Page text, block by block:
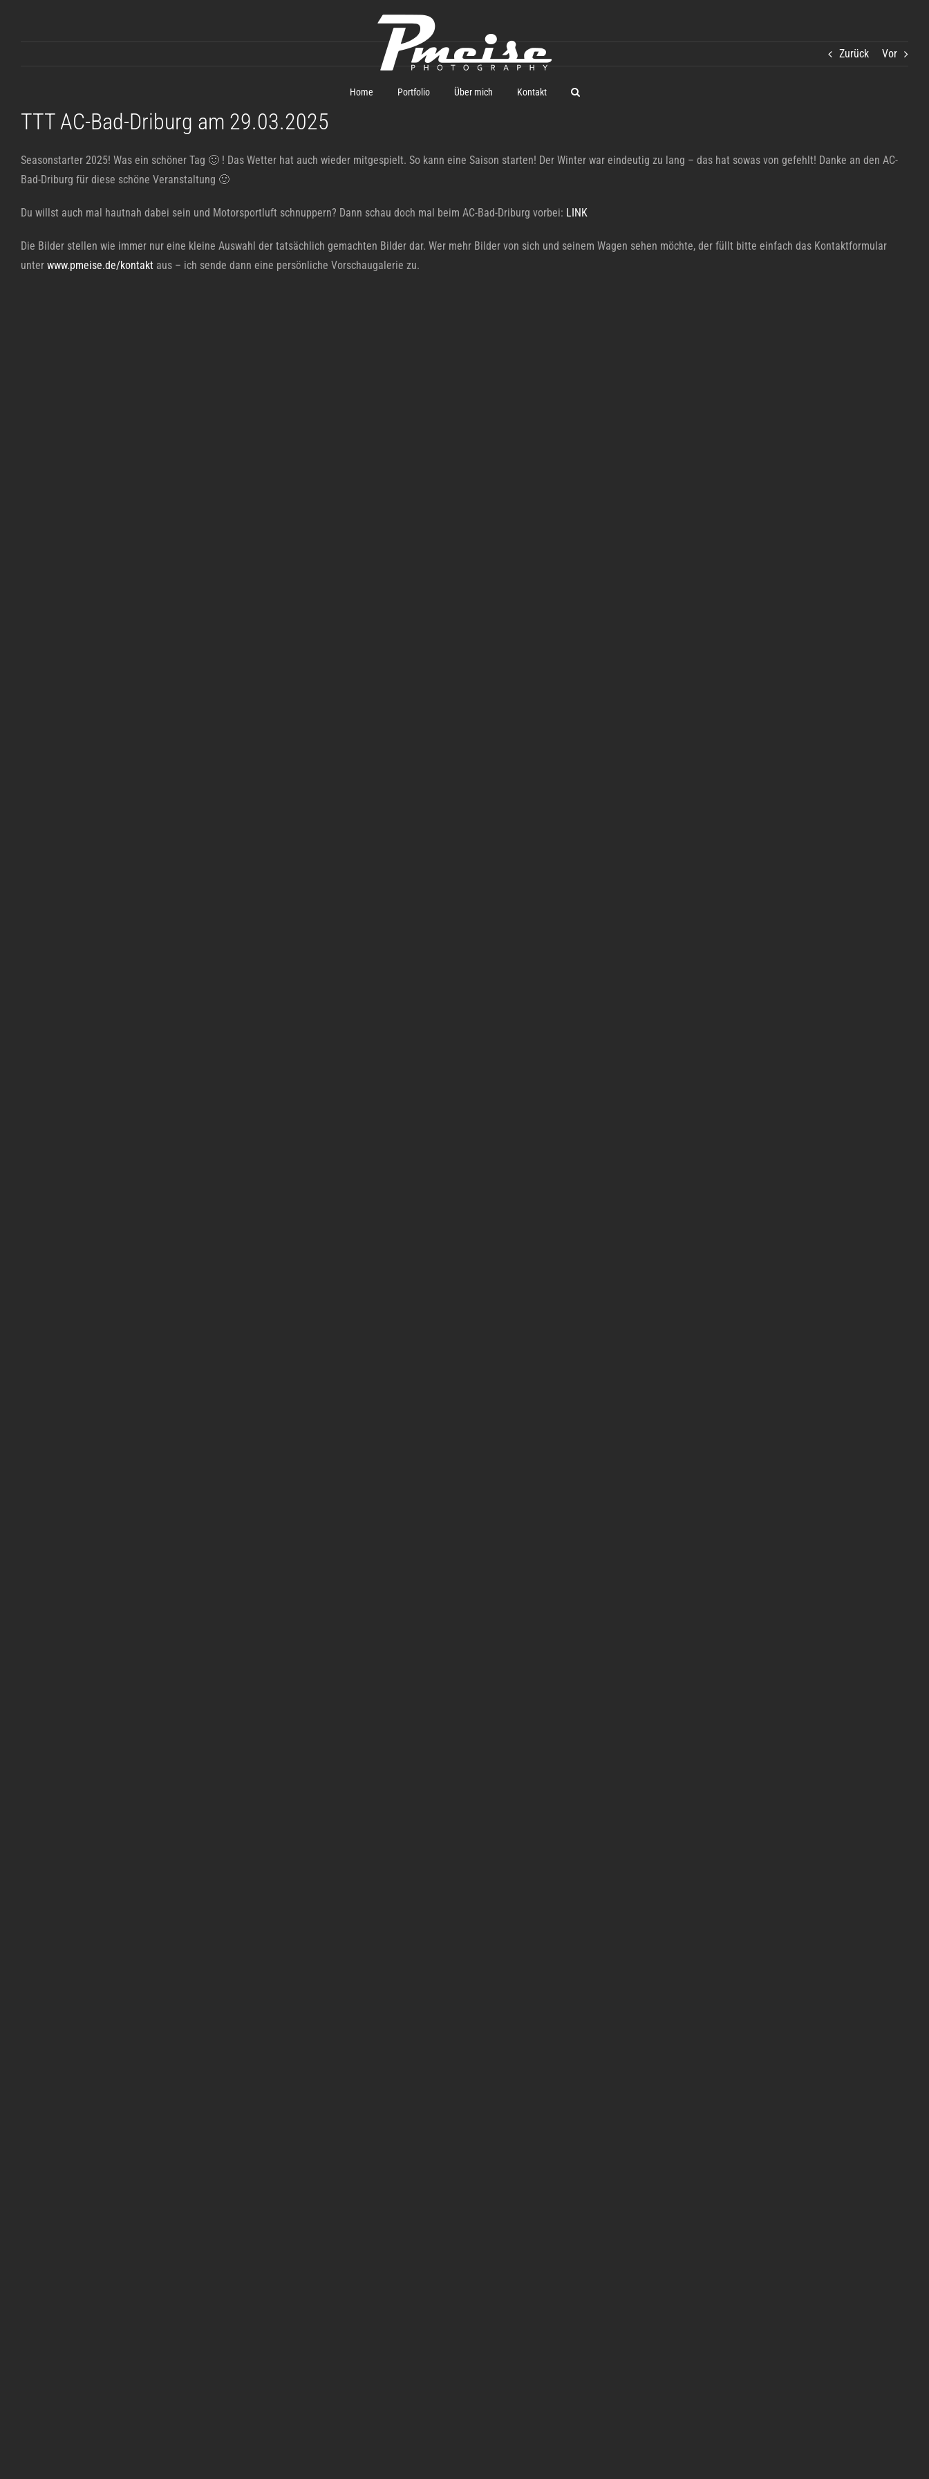
Home Portfolio Über mich Kontakt
Zurück Vor
TTT AC-Bad-Driburg am 29.03.2025
Seasonstarter 2025! Was ein schöner Tag 🙂 ! Das Wetter hat auch wieder mitgespielt. So kann eine Saison starten! Der Winter war eindeutig zu lang – das hat sowas von gefehlt! Danke an den AC-
Bad-Driburg für diese schöne Veranstaltung 🙂
Du willst auch mal hautnah dabei sein und Motorsportluft schnuppern? Dann schau doch mal beim AC-Bad-Driburg vorbei: LINK
Die Bilder stellen wie immer nur eine kleine Auswahl der tatsächlich gemachten Bilder dar. Wer mehr Bilder von sich und seinem Wagen sehen möchte, der füllt bitte einfach das Kontaktformular
unter www.pmeise.de/kontakt aus – ich sende dann eine persönliche Vorschaugalerie zu.